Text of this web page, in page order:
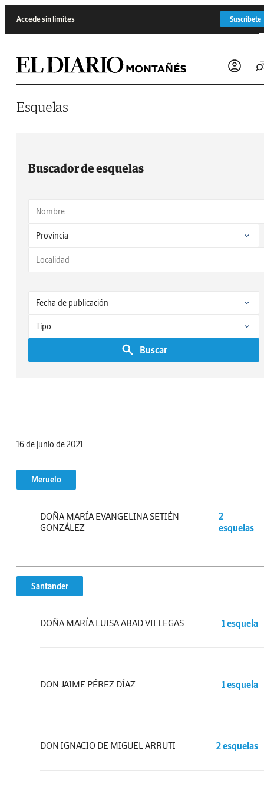
Accede sin límites Suscríbete
Esquelas
Buscador de esquelas
Buscar
16 de junio de 2021
Meruelo
DOÑA MARÍA EVANGELINA SETIÉN
GONZÁLEZ
2
esquelas
Santander
DOÑA MARÍA LUISA ABAD VILLEGAS 1 esquela
DON JAIME PÉREZ DÍAZ 1 esquela
DON IGNACIO DE MIGUEL ARRUTI 2 esquelas